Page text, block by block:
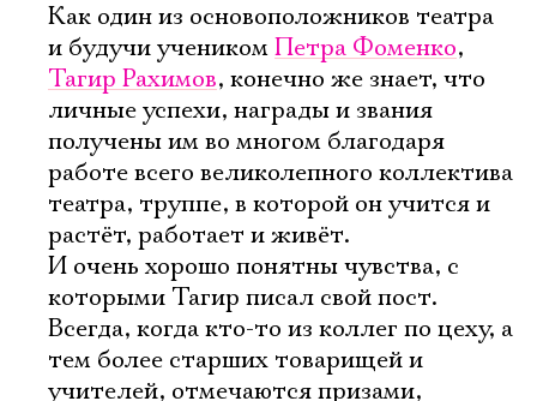
Как один из основоположников театра
и будучи ученикомПетра Фоменко,
Тагир Рахимов, конечно же знает, что
личные успехи, награды и звания
получены им во многом благодаря
работе всего великолепного коллектива
театра, труппе, в которой он учится и
растёт, работает и живёт.
И очень хорошо понятны чувства, с
которыми Тагир писал свой пост.
Всегда, когда кто-то из коллег по цеху, а
тем более старших товарищей и
учителей, отмечаются призами,